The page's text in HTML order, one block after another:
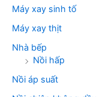
Máy xay sinh tố
Máy xay thịt
Nhà bếp
Nồi hấp
Nồi áp suất